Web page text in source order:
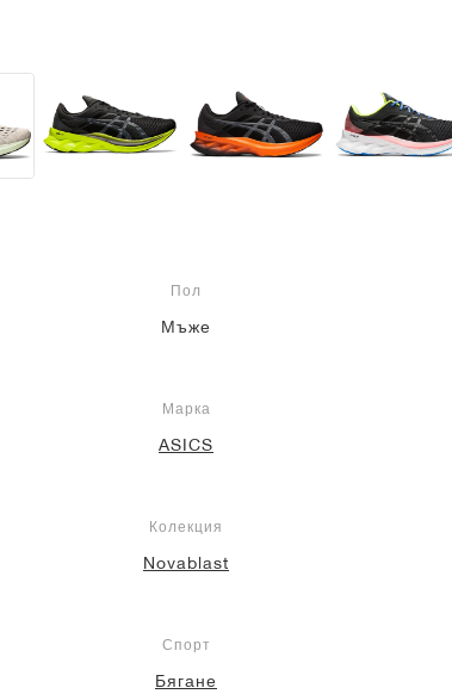
Пол
Мъже
Марка
ASICS
Колекция
Novablast
Спорт
Бягане